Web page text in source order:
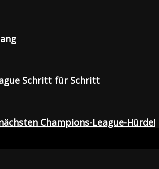
Schritt für Schritt
Champions-League-Hürde!